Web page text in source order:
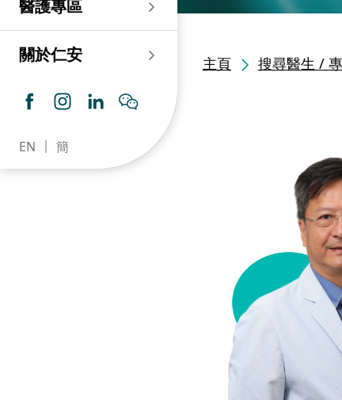
老人科
血液及血液腫瘤科
感染及傳染病科
耳鼻喉科
兒科
心理衛生服務 / 精神科
傷口及造口專科護理服
務
藥房​
仁安心臟中心
內分泌及糖尿專科診
仁安眼科中心
醫護專區
關於仁安
EN 簡
主頁 搜尋醫生 /